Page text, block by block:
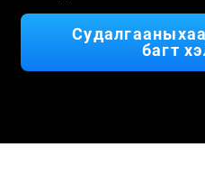
багт